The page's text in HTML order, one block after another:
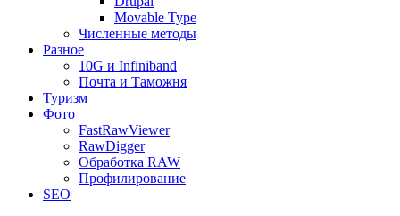
Movable Type
Численные методы
Разное
10G и Infiniband
Почта и Таможня
Туризм
Фото
FastRawViewer
RawDigger
Обработка RAW
Профилирование
SEO